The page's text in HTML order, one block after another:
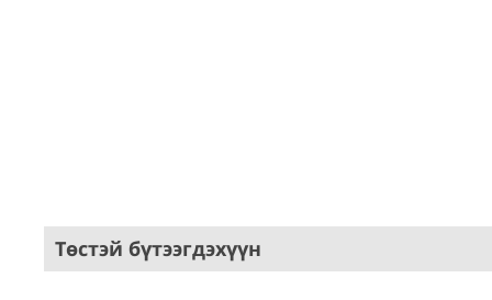
Төстэй бүтээгдэхүүн